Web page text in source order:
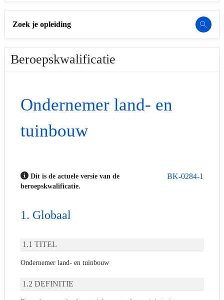
Zoek je opleiding
Beroepskwalificatie
Ondernemer land- en
tuinbouw
BK-0284-1
Dit is de actuele versie van de
beroepskwalificatie.
Globaal
TITEL
Ondernemer land- en tuinbouw
DEFINITIE